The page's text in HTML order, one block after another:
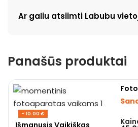
Ar galiu atsiimti Labubu
Panašūs produktai
- 10.00 €
Išmanusis Vaikiškas